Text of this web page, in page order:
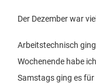
Der Dezember war
Arbeitstechnisch
Wochenende habe
Samstags ging es